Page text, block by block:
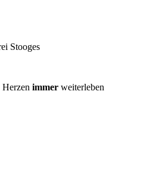
Stooges
immer weiterleben